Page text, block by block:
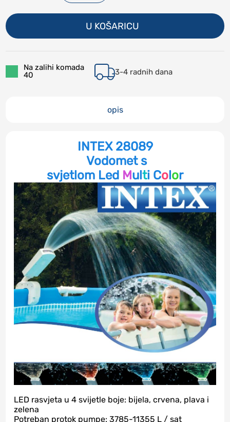
U KOŠARICU
Na zalihi komada
40
3-4 radnih dana
opis
INTEX 28089
Vodomet s
svjetlom Led Multi Color
LED rasvjeta u 4 svijetle boje: bijela, crvena, plava i
zelena
Potreban protok pumpe: 3785-11355 L / sat